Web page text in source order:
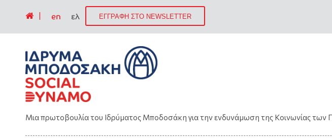
en ελ ΕΓΓΡΑΦΗ ΣΤΟ NEWSLETTER
Μια πρωτοβουλία του Ιδρύματος Μποδοσάκη για την ενδυνάμωση της Kοινωνίας των